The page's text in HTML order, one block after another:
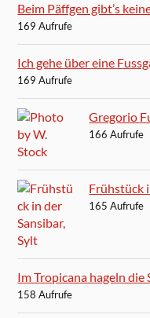
Beim Päffgen gibt’s
169 Aufrufe
Ich gehe über eine
169 Aufrufe
Gregorio
166 Aufrufe
Frühstück
165 Aufrufe
Im Tropicana hageln die
158 Aufrufe